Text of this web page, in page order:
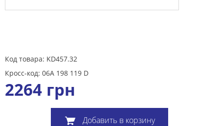
Код товара: KD457.32
Кросс-код: 06A 198 119 D
2264 грн
Добавить в корзину